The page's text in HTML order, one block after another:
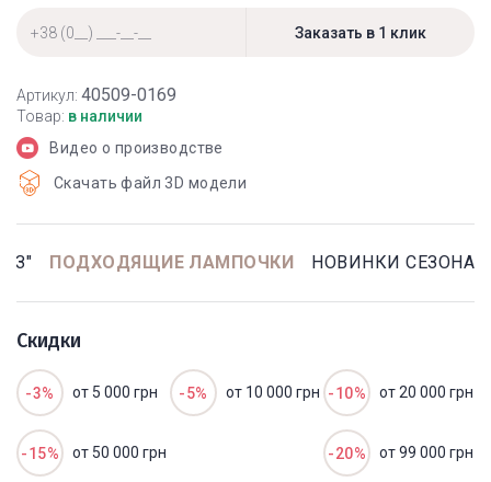
Артикул: 40509-0169
Товар: в наличии
Видео о производстве
Скачать файл 3D модели
ПОДХОДЯЩИЕ ЛАМПОЧКИ НОВИНКИ СЕЗОНА
Скидки
-3% от 5 000 грн -5% от 10 000 грн -10% от 20 000 грн
-15% от 50 000 грн -20% от 99 000 грн